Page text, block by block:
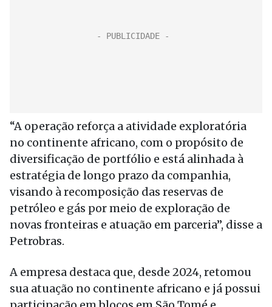
“A operação reforça a atividade exploratória
no continente africano, com o propósito de
diversificação de portfólio e está alinhada à
estratégia de longo prazo da companhia,
visando à recomposição das reservas de
petróleo e gás por meio de exploração de
novas fronteiras e atuação em parceria”, disse a
Petrobras.
A empresa destaca que, desde 2024, retomou
sua atuação no continente africano e já possui